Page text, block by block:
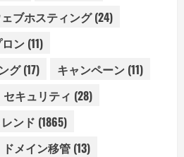
ブホスティング(24)
ン (11)
グ(17) キャンペーン (11)
セキュリティ (28)
レンド (1865)
ドメイン移管 (13)